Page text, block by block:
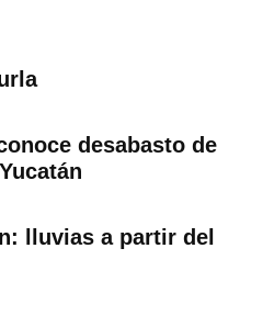
desabasto de
lluvias a partir del